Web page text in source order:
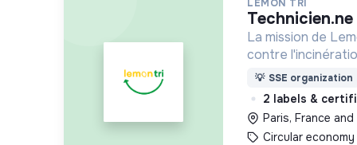
LEMON TRI
La mission de
contre
déchets.
côtés !
💡 SSE organization
2 labels &
Paris, France
Circular economy